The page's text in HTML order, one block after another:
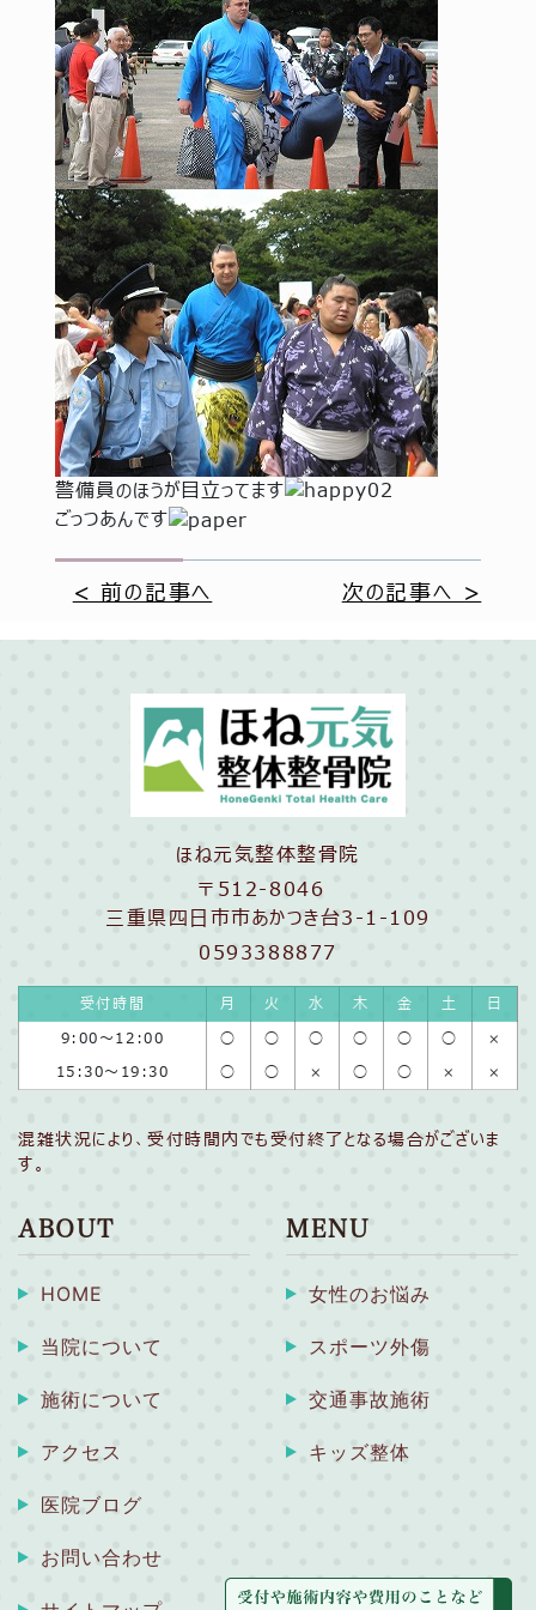
警備員のほうが目立ってます
ごっつあんです
< 前の記事へ 次の記事へ >
ほね元気整体整骨院
〒512-8046
三重県四日市市あかつき台3-1-109
0593388877
受付時間 月 火 水 木 金 土
日
9:00〜12:00
◯ ◯ ◯ ◯ ◯ ◯
×
15:30〜19:30
◯ ◯ × ◯ ◯ × ×
混雑状況により、受付時間内でも受付終了となる場合がございま
す。
ABOUT
HOME
当院について
施術について
アクセス
医院ブログ
お問い合わせ
MENU
女性のお悩み
スポーツ外傷
交通事故施術
キッズ整体